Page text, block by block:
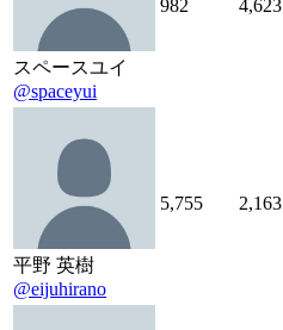
スペースユイ
@spaceyui
982 4,623
平野 英樹
@eijuhirano
5,755 2,163